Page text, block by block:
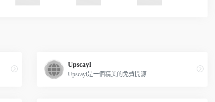
Upscayl
Upscayl是一個精美的免費開源...